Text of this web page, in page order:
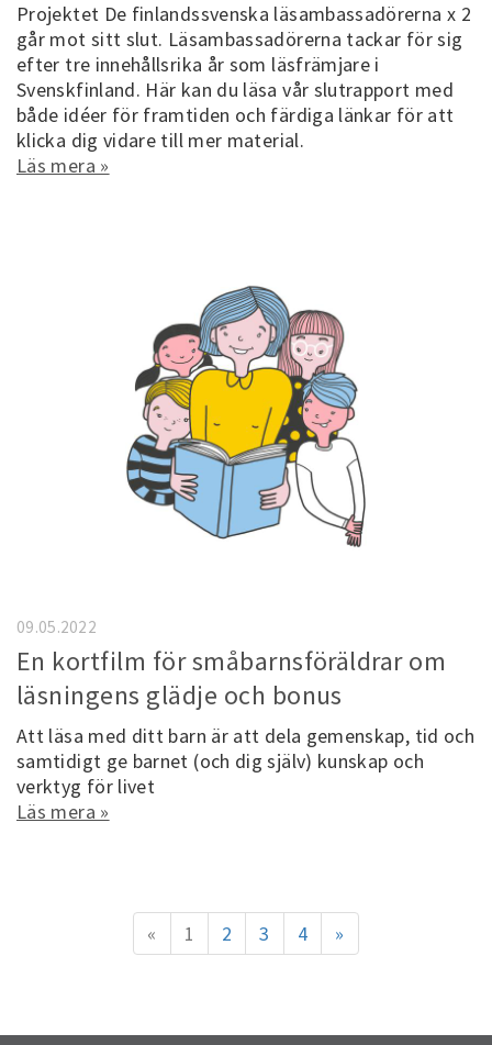
Projektet De finlandssvenska läsambassadörerna x 2
går mot sitt slut. Läsambassadörerna tackar för sig
efter tre innehållsrika år som läsfrämjare i
Svenskfinland. Här kan du läsa vår slutrapport med
både idéer för framtiden och färdiga länkar för att
klicka dig vidare till mer material.
Läs mera »
En kortfilm för småbarnsföräldrar om
läsningens glädje och bonus
Att läsa med ditt barn är att dela gemenskap, tid och
samtidigt ge barnet (och dig själv) kunskap och
verktyg för livet
Läs mera »
09.05.2022
« 1 2 3 4 »